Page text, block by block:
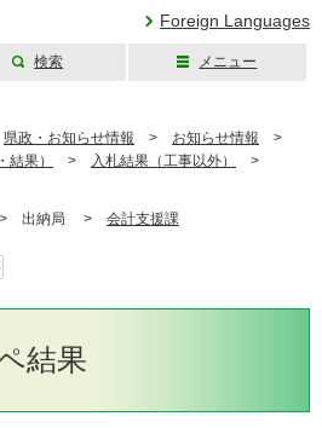
Foreign Languages
検索 メニュー
県政・お知らせ情報 > お知らせ情報 >
果）
> 入札結果（工事以外）
>
出納局 > 会計支援課
結果